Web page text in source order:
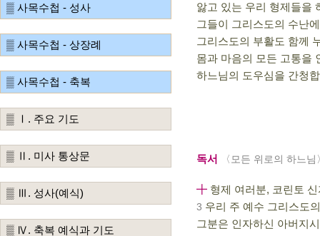
▒ 사목수첩 - 성사
▒ 사목수첩 - 상장례
▒ 사목수첩 - 축복
▒ Ⅰ. 주요 기도
▒ Ⅱ. 미사 통상문
▒ Ⅲ. 성사(예식)
▒ Ⅳ. 축복 예식과 기도
앓고 있는 우리 형제들을
그들이 그리스도의 수난
그리스도의 부활도 함께
몸과 마음의 모든 고통을
하느님의 도우심을 간청
독서 〈모든 위로의 하느님
╋ 형제 여러분, 코린토
3 우리 주 예수 그리스도
그분은 인자하신 아버지